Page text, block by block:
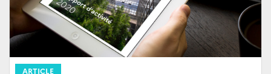
ARTICLE